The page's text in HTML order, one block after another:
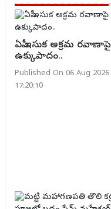
ఏపీ ఇసుక అక్రమ రవాణాపై
ఉక్కుపాదం..
Published On 06 Aug 2026
17:20:10